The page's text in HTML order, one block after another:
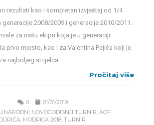
rezultati kao i kompletan izvještaj od 1/4
2008/2009 i generacije 2010/2011.
za našu ekipu koja je u generaciji
prvo mjesto, kao i za Valentina Pejića koji je
najboljeg strijelca.
Pročitaj više
0
01/01/2019
NOVOGODISNJI TURNIR, AOF
, MODRICA 2018, TURNIR